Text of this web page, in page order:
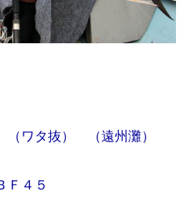
ワタ抜） （遠州灘）
４５